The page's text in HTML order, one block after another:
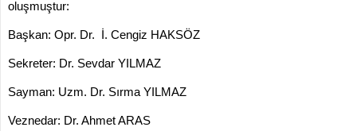
oluşmuştur:
Başkan: Opr. Dr. İ. Cengiz HAKSÖZ
Sekreter: Dr. Sevdar YILMAZ
Sayman: Uzm. Dr. Sırma YILMAZ
Veznedar: Dr. Ahmet ARAS